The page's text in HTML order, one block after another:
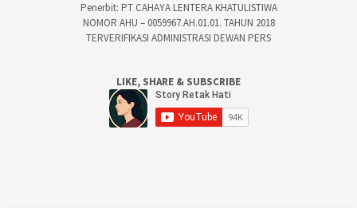
Penerbit: PT CAHAYA LENTERA KHATULISTIWA
NOMOR AHU – 0059967.AH.01.01. TAHUN 2018
TERVERIFIKASI ADMINISTRASI DEWAN PERS
LIKE, SHARE & SUBSCRIBE